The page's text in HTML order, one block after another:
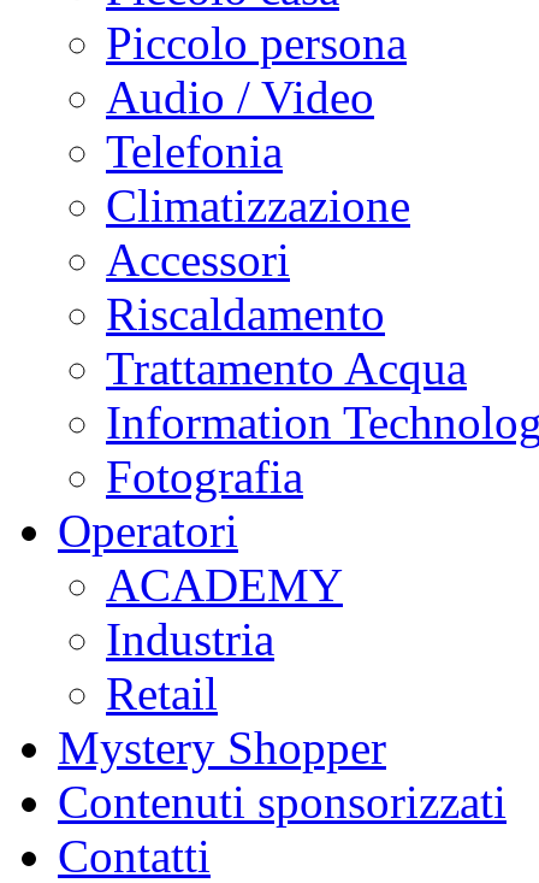
Piccolo persona
Audio / Video
Telefonia
Climatizzazione
Accessori
Riscaldamento
Trattamento Acqua
Information
Fotografia
Operatori
ACADEMY
Industria
Retail
Mystery Shopper
Contenuti sponsorizzati
Contatti